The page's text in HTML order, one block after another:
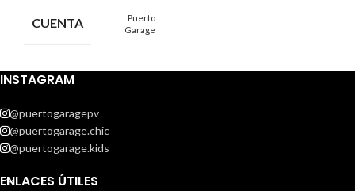
CUENTA
Puerto
Garage
INSTAGRAM
@puertogaragepv
@puertogarage.chic
@puertogarage.kids
ENLACES ÚTILES